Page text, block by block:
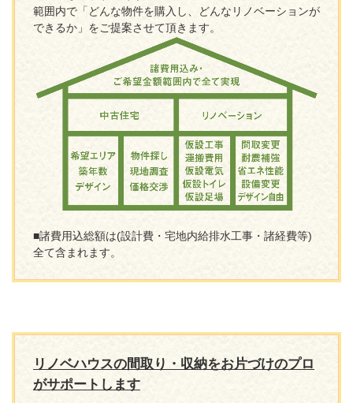
範囲内で「どんな物件を購入し、どんなリノベーションが
できるか」をご提案させて頂きます。
■諸費用込総額は(設計費・宅地内給排水工事・諸経費等)
全て含まれます。
リノベハウスの間取り・収納をお片づけのプロ
がサポートします